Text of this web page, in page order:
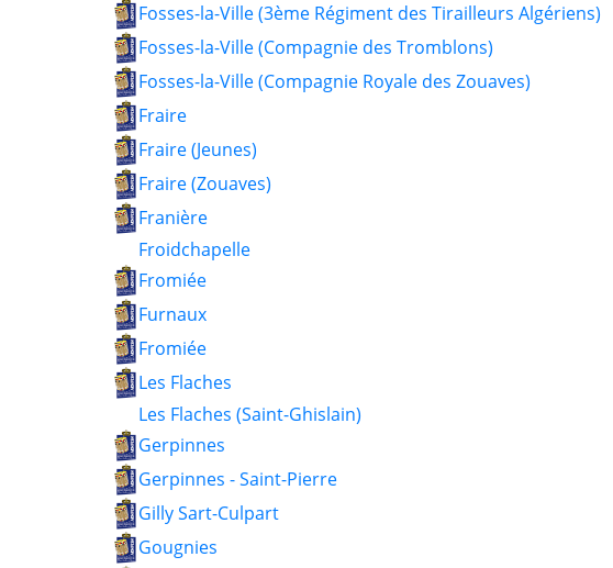
Fosses-la-Ville (3ème Régiment des Tirailleurs Algériens)
Fosses-la-Ville (Compagnie des Tromblons)
Fosses-la-Ville (Compagnie Royale des Zouaves)
Fraire
Fraire (Jeunes)
Fraire (Zouaves)
Franière
Froidchapelle
Fromiée
Furnaux
Fromiée
Les Flaches
Les Flaches (Saint-Ghislain)
Gerpinnes
Gerpinnes - Saint-Pierre
Gilly Sart-Culpart
Gougnies